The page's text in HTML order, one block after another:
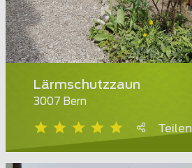
Lärmschutzzaun
3007 Bern
Teilen